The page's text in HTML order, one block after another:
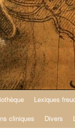
Lexiques
cliniques Divers